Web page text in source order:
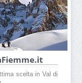
scelta in Val di